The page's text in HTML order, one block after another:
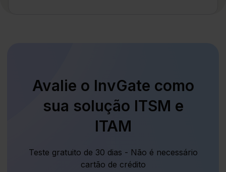
Avalie o InvGate como
sua solução ITSM e
ITAM
Teste gratuito de 30 dias - Não é necessário
cartão de crédito